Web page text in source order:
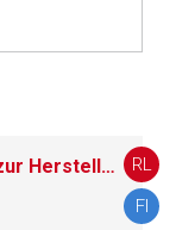
Aldurazyme 100 E/ml Konzentrat zur Herstellung einer Infusionslösung
RL
FI